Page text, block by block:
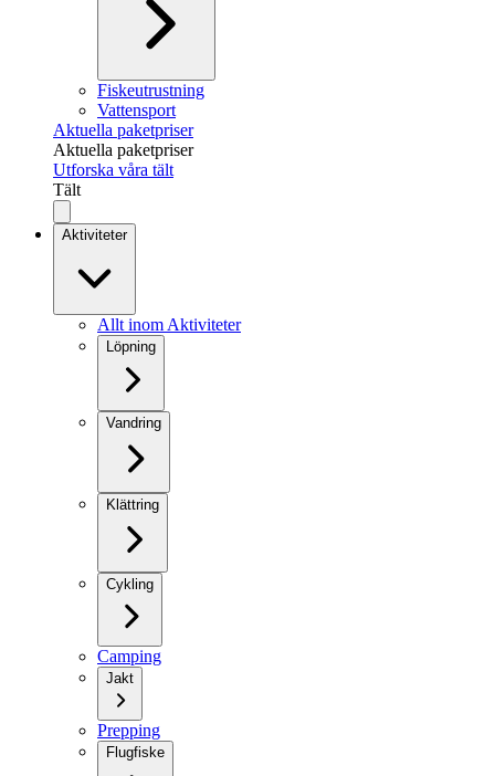
Fiskeutrustning
Vattensport
Aktuella paketpriser
Aktuella paketpriser
Utforska våra tält
Tält
Aktiviteter
Allt inom Aktiviteter
Löpning
Vandring
Klättring
Cykling
Camping
Jakt
Prepping
Flugfiske